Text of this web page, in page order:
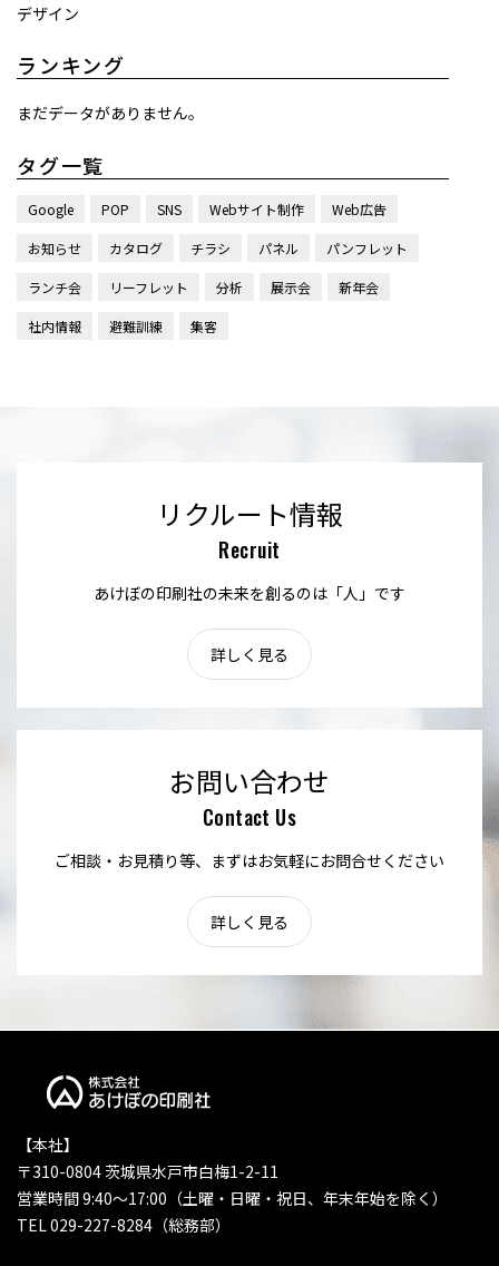
デザイン
ランキング
まだデータがありません。
タグ一覧
Google POP SNS Webサイト制作 Web広告
お知らせ カタログ チラシ パネル パンフレット
ランチ会 リーフレット 分析 展示会 新年会
社内情報 避難訓練 集客
リクルート情報
Recruit
あけぼの印刷社の未来を創るのは「人」です
詳しく見る
お問い合わせ
Contact Us
ご相談・お見積り等、まずはお気軽にお問合せください
詳しく見る
【本社】
〒310-0804 茨城県水戸市白梅1-2-11
営業時間 9:40〜17:00（土曜・日曜・祝日、年末年始を除く）
TEL 029-227-8284（総務部）